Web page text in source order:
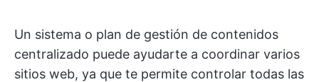
Un sistema o plan de gestión de contenidos
centralizado puede ayudarte a coordinar varios
sitios web, ya que te permite controlar todas las